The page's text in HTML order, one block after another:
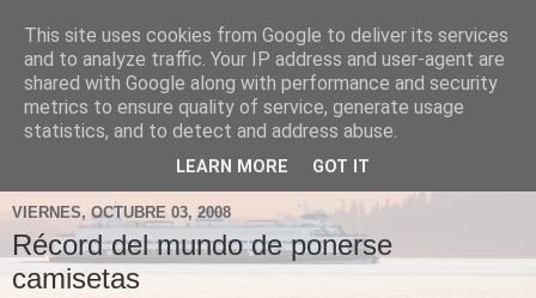
Fergus el Destructor
Blog sobre lo que le apetece escribir a Fergus, en el caso
de que le apetezca escribir.
VIERNES, OCTUBRE 03, 2008
Récord del mundo de ponerse
camisetas
This site uses cookies from Google to deliver its services
and to analyze traffic. Your IP address and user-agent are
shared with Google along with performance and security
metrics to ensure quality of service, generate usage
statistics, and to detect and address abuse.
LEARN MORE GOT IT